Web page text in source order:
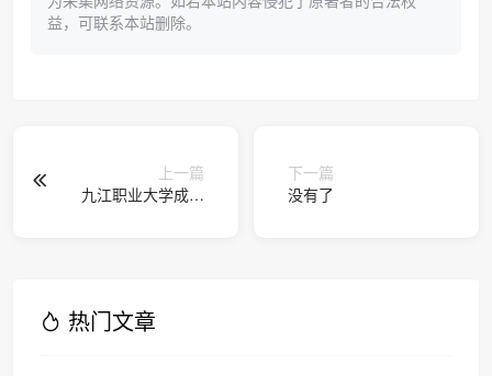
益，可联系本站删除。
上一篇
九江职业大学成功
下一篇
没有了
热门文章